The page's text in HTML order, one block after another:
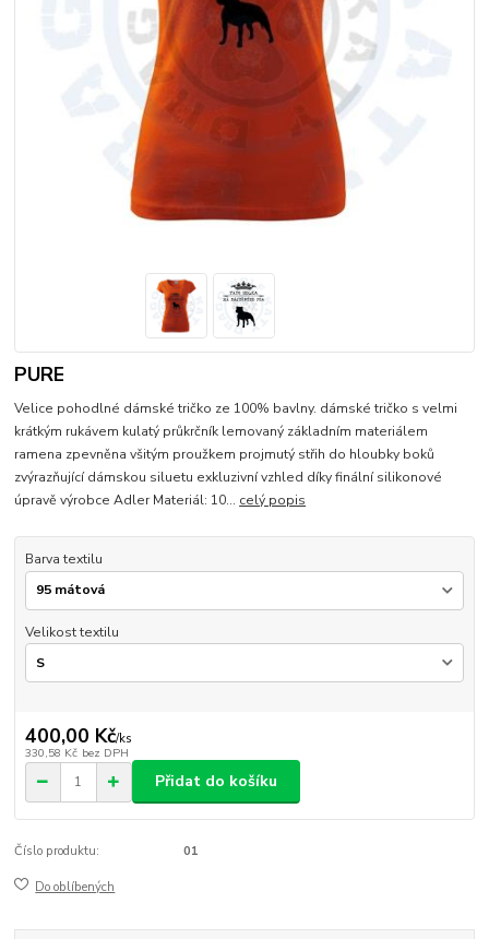
PURE
Velice pohodlné dámské tričko ze 100% bavlny. dámské tričko s velmi
krátkým rukávem kulatý průkrčník lemovaný základním materiálem
ramena zpevněna všitým proužkem projmutý střih do hloubky boků
zvýrazňující dámskou siluetu exkluzivní vzhled díky finální silikonové
úpravě výrobce Adler Materiál: 10... celý popis
Barva textilu
Velikost textilu
400,00 Kč/ks
330,58 Kč bez DPH
Přidat do košíku
Číslo produktu: 01
Do oblíbených